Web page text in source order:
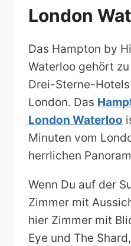
London
Das Hampton by
Waterloo gehört
Drei-Sterne-
London. Das
London Waterloo
Minuten vom
herrlichen
Wenn Du auf der
Zimmer mit
hier Zimmer mit
Eye und The